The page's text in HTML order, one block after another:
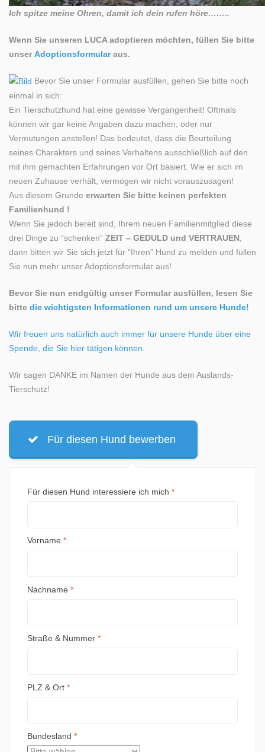
Ich spitze meine Ohren, damit ich dein rufen höre……..
Wenn Sie unseren LUCA adoptieren möchten, füllen Sie bitte
unser Adoptionsformularaus.
Bevor Sie unser Formular ausfüllen, gehen Sie bitte noch
einmal in sich:
Ein Tierschutzhund hat eine gewisse Vergangenheit! Oftmals
können wir gar keine Angaben dazu machen, oder nur
Vermutungen anstellen! Das bedeutet, dass die Beurteilung
seines Charakters und seines Verhaltens ausschließlich auf den
mit ihm gemachten Erfahrungen vor Ort basiert. Wie er sich im
neuen Zuhause verhält, vermögen wir nicht vorauszusagen!
Aus diesem Grunde erwarten Sie bitte keinen perfekten
Familienhund !
Wenn Sie jedoch bereit sind, Ihrem neuen Familienmitglied diese
drei Dinge zu “schenken” ZEIT – GEDULD und VERTRAUEN
dann bitten wir Sie sich jetzt für “Ihren” Hund zu melden und füllen
Sie nun mehr unser Adoptionsformular aus!
Bevor Sie nun endgültig unser Formular ausfüllen, lesen Sie
bitte die wichtigsten Informationen rund um unsere Hunde!
Wir freuen uns natürlich auch immer für unsere Hunde über eine
Spende, die Sie hier tätigen können.
Wir sagen DANKE im Namen der Hunde aus dem Auslands-
Tierschutz!
Für diesen Hund bewerben
Für diesen Hund interessiere ich mich *
Vorname *
Nachname *
Straße & Nummer *
PLZ & Ort *
Bundesland *